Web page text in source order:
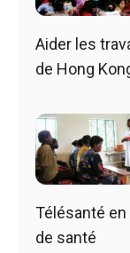
Aider les
de Hong
Télésanté
de santé